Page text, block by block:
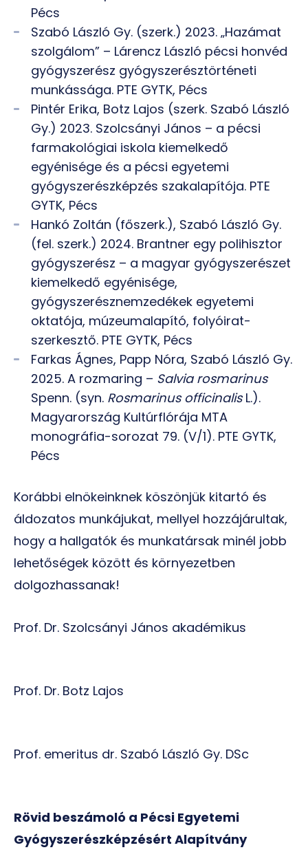
Pécs
Szabó László Gy. (szerk.) 2023. „Hazámat
szolgálom” – Lárencz László pécsi honvéd
gyógyszerész gyógyszerésztörténeti
munkássága. PTE GYTK, Pécs
Pintér Erika, Botz Lajos (szerk. Szabó László
Gy.) 2023. Szolcsányi János – a pécsi
farmakológiai iskola kiemelkedő
egyénisége és a pécsi egyetemi
gyógyszerészképzés szakalapítója. PTE
GYTK, Pécs
Hankó Zoltán (főszerk.), Szabó László Gy.
(fel. szerk.) 2024. Brantner egy polihisztor
gyógyszerész – a magyar gyógyszerészet
kiemelkedő egyénisége,
gyógyszerésznemzedékek egyetemi
oktatója, múzeumalapító, folyóirat-
szerkesztő. PTE GYTK, Pécs
Farkas Ágnes, Papp Nóra, Szabó László Gy.
2025. A rozmaring – Salvia rosmarinus
Spenn. (syn. Rosmarinus officinalisL.).
Magyarország Kultúrflórája MTA
monográfia-sorozat 79. (V/1). PTE GYTK,
Pécs
Korábbi elnökeinknek köszönjük kitartó és
áldozatos munkájukat, mellyel hozzájárultak,
hogy a hallgatók és munkatársak minél jobb
lehetőségek között és környezetben
dolgozhassanak!
Prof. Dr. Szolcsányi János akadémikus
Prof. Dr. Botz Lajos
Prof. emeritus dr. Szabó László Gy. DSc
Rövid beszámoló a Pécsi Egyetemi
Gyógyszerészképzésért Alapítvány